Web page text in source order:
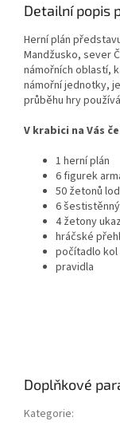
Detailní popis
Herní plán
Mandžusko, sever
námořních oblastí,
námořní jednotky,
průběhu hry
V krabici na Vás
1 herní plán
6 figurek
50 žetonů
6
4 žetony
hráčské
počítadlo kol
pravidla
Doplňkové
Kategorie: